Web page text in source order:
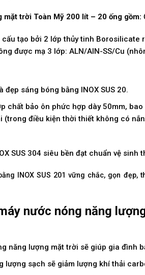
trời Toàn Mỹ 200 lít – 20 ống gồm:
tạo bởi 2 lớp thủy tinh Borosilicate
được mạ 3 lớp: ALN/AIN-SS/Cu
sáng bóng bằng INOX SUS 20.
chất bảo ôn phức hợp dày 50mm,
điều kiện thời thiết không có
SUS 304 siêu bền đạt chuẩn vệ sinh
INOX SUS 201 vững chắc, gọn đẹp,
nước nóng năng
năng lượng mặt trời sẽ giúp gia đình
lượng sạch sẽ giảm lượng khí thải